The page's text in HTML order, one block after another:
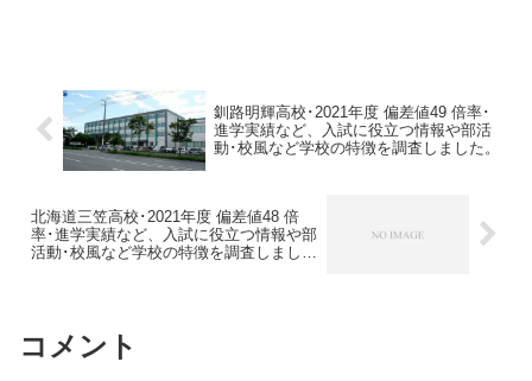
釧路明輝高校･2021年度 偏差値49 倍率･
進学実績など、入試に役立つ情報や部活
動･校風など学校の特徴を調査しました。
北海道三笠高校･2021年度 偏差値48 倍
率･進学実績など、入試に役立つ情報や部
活動･校風など学校の特徴を調査しまし
コメント